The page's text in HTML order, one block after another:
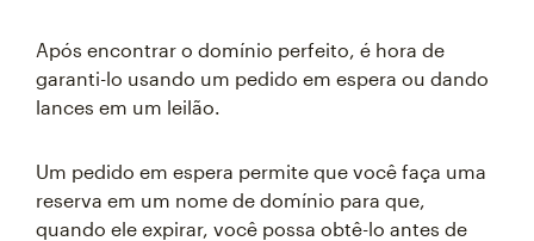
Após encontrar o domínio perfeito, é hora de
garanti-lo usando um pedido em espera ou dando
lances em um leilão.
Um pedido em espera permite que você faça uma
reserva em um nome de domínio para que,
quando ele expirar, você possa obtê-lo antes de